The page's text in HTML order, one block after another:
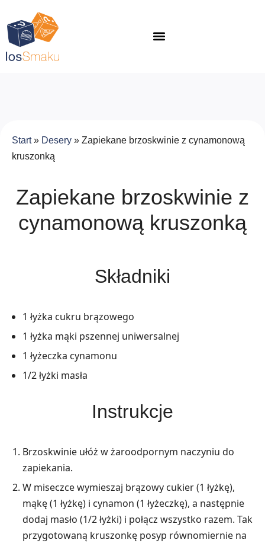
Start» Desery » Zapiekane brzoskwinie z cynamonową
kruszonką
Zapiekane brzoskwinie z
cynamonową kruszonką
Składniki
1 łyżka cukru brązowego
1 łyżka mąki pszennej uniwersalnej
1 łyżeczka cynamonu
1/2 łyżki masła
Instrukcje
Brzoskwinie ułóż w żaroodpornym naczyniu do
zapiekania.
W miseczce wymieszaj brązowy cukier (1 łyżkę),
mąkę (1 łyżkę) i cynamon (1 łyżeczkę), a następnie
dodaj masło (1/2 łyżki) i połącz wszystko razem. Tak
przygotowaną kruszonkę posyp równomiernie na